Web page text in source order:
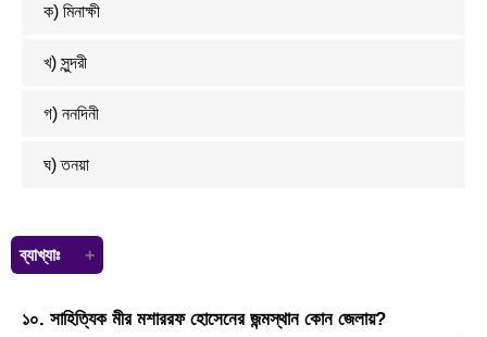
ক) মিনাক্ষী
খ) সুন্দরী
গ) ননদিনী
ঘ) তনয়া
ব্যাখ্যাঃ
নন্দিনী বা মেয়ে এর সমার্থক শব্দ: কন্যা, দুলালি, সুতা, দুহিতা, আত্মজা, তনয়া, পুত্রী, ঝি,
বালা, দারিকা
১০. সাহিত্যিক মীর মশাররফ হোসেনের জন্মস্থান কোন জেলায়?